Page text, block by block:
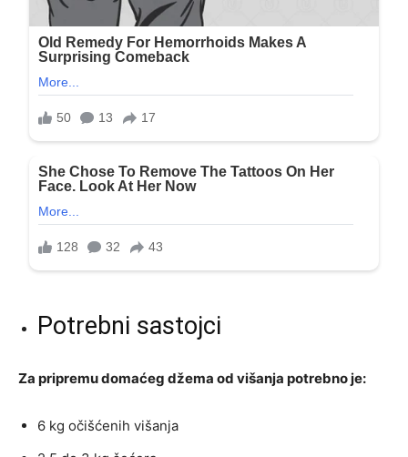
Potrebni sastojci
Za pripremu domaćeg džema od višanja potrebno je:
6 kg očišćenih višanja